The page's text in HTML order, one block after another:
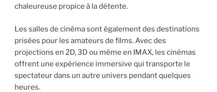
chaleureuse propice à la détente.
Les salles de cinéma sont également des destinations
prisées pour les amateurs de films. Avec des
projections en 2D, 3D ou même en IMAX, les cinémas
offrent une expérience immersive qui transporte le
spectateur dans un autre univers pendant quelques
heures.